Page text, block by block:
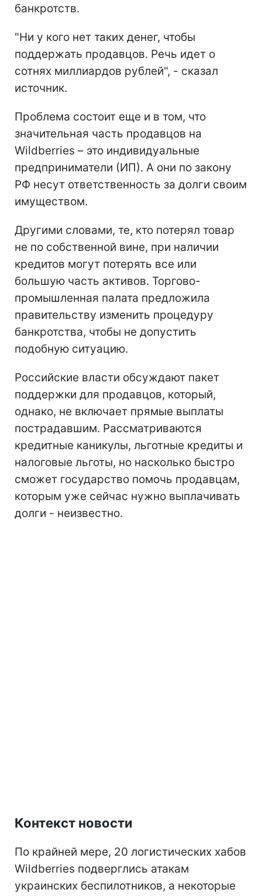
банкротств.
"Ни у кого нет таких денег, чтобы
поддержать продавцов. Речь идет о
сотнях миллиардов рублей", - сказал
источник.
Проблема состоит еще и в том, что
значительная часть продавцов на
Wildberries – это индивидуальные
предприниматели (ИП). А они по закону
РФ несут ответственность за долги своим
имуществом.
Другими словами, те, кто потерял товар
не по собственной вине, при наличии
кредитов могут потерять все или
большую часть активов. Торгово-
промышленная палата предложила
правительству изменить процедуру
банкротства, чтобы не допустить
подобную ситуацию.
Российские власти обсуждают пакет
поддержки для продавцов, который,
однако, не включает прямые выплаты
пострадавшим. Рассматриваются
кредитные каникулы, льготные кредиты и
налоговые льготы, но насколько быстро
сможет государство помочь продавцам,
которым уже сейчас нужно выплачивать
долги - неизвестно.
Контекст новости
По крайней мере, 20 логистических хабов
Wildberries подверглись атакам
украинских беспилотников, а некоторые